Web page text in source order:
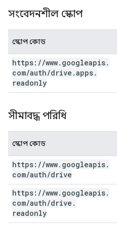
সংবেদনশীল স্কোপ
স্কোপ কোড
https: //www. googleapis.
com/auth/drive .apps.
readonly
সীমাবদ্ধ পরিধি
স্কোপ কোড
https: //www. googleapis.
com/auth/drive
https: //www. googleapis.
com/auth/drive .
readonly